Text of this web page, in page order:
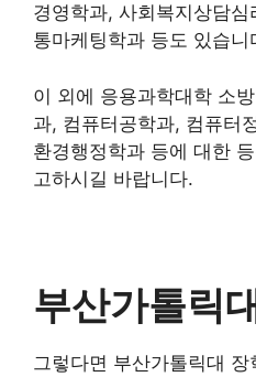
경영학과, 사회복지상담
통마케팅학과 등도 있습니
이 외에 응용과학대학 소
과, 컴퓨터공학과, 컴퓨터
환경행정학과 등에 대한
고하시길 바랍니다.
부산가톨릭
그렇다면 부산가톨릭대